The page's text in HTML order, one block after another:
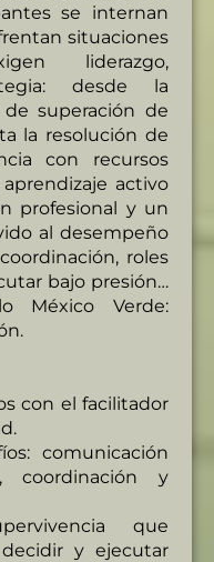
se internan
situaciones
liderazgo,
desde la
superación de
la resolución de
con recursos
activo
profesional y un
al desempeño
roles
bajo presión…
Verde:
con el facilitador
comunicación
coordinación y
que
y ejecutar